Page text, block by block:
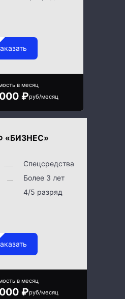
в месяц
₽руб/месяц
«БИЗНЕС»
Спецсредства
Более 3 лет
4/5 разряд
в месяц
₽руб/месяц